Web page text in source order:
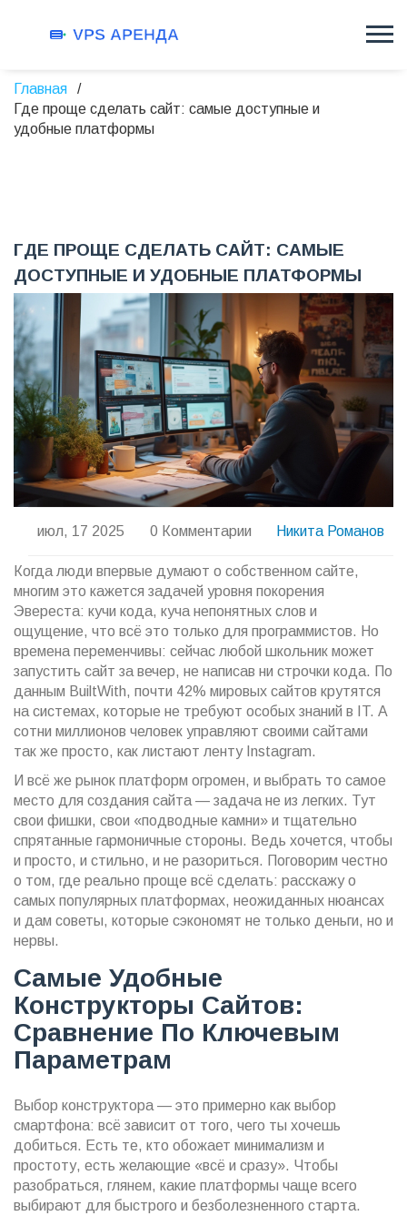
Главная
Где проще сделать сайт: самые доступные и
удобные платформы
ГДЕ ПРОЩЕ СДЕЛАТЬ САЙТ: САМЫЕ
ДОСТУПНЫЕ И УДОБНЫЕ ПЛАТФОРМЫ
июл, 17 2025 0 Комментарии Никита Романов
Когда люди впервые думают о собственном сайте,
многим это кажется задачей уровня покорения
Эвереста: кучи кода, куча непонятных слов и
ощущение, что всё это только для программистов. Но
времена переменчивы: сейчас любой школьник может
запустить сайт за вечер, не написав ни строчки кода. По
данным BuiltWith, почти 42% мировых сайтов крутятся
на системах, которые не требуют особых знаний в IT. А
сотни миллионов человек управляют своими сайтами
так же просто, как листают ленту Instagram.
И всё же рынок платформ огромен, и выбрать то самое
место для создания сайта — задача не из легких. Тут
свои фишки, свои «подводные камни» и тщательно
спрятанные гармоничные стороны. Ведь хочется, чтобы
и просто, и стильно, и не разориться. Поговорим честно
о том, где реально проще всё сделать: расскажу о
самых популярных платформах, неожиданных нюансах
и дам советы, которые сэкономят не только деньги, но и
нервы.
Самые Удобные
Конструкторы Сайтов:
Сравнение По Ключевым
Параметрам
Выбор конструктора — это примерно как выбор
смартфона: всё зависит от того, чего ты хочешь
добиться. Есть те, кто обожает минимализм и
простоту, есть желающие «всё и сразу». Чтобы
разобраться, глянем, какие платформы чаще всего
выбирают для быстрого и безболезненного старта.